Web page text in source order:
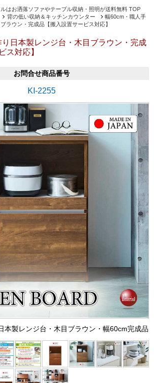
はお洒落ソファやテーブル収納・照明が送料無料 TOP
背の低い収納＆キッチンカウンター
幅60cm・職人手
ラウン・完成品【搬入設置サービス対応】
日本製レンジ台・木目ブラウン・完成
ス対応】
お問合せ商品番号
KI-2255
本製レンジ台・木目ブラウン・幅60cm完成品